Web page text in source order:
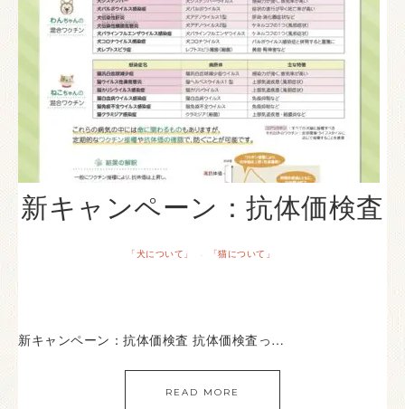
新キャンペーン：抗体価検査
「犬について」 · 「猫について」
新キャンペーン：抗体価検査 抗体価検査っ…
READ MORE